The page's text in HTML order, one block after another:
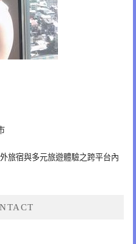
旅宿與多元旅遊體驗之跨平台內